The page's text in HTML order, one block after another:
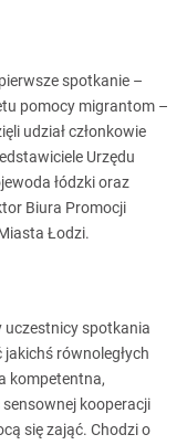
spotkanie –
pomocy migrantom –
udział członkowie
Urzędu
łódzki oraz
Biura Promocji
Łodzi.
uczestnicy spotkania
równoległych
kompetentna,
kooperacji
się zająć. Chodzi o